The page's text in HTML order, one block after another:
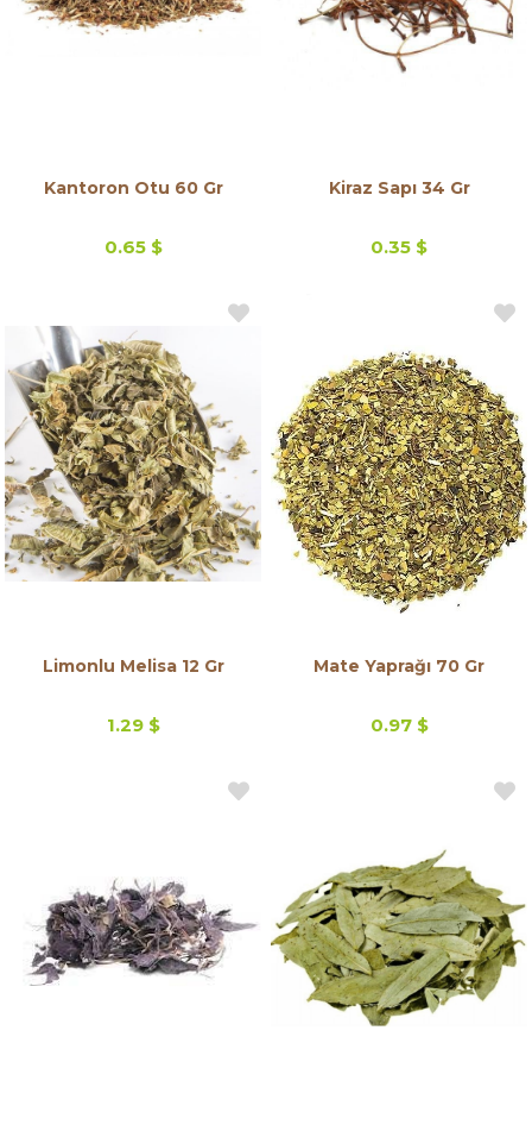
Kantoron Otu 60 Gr
0.65 $
Kiraz Sapı 34 Gr
0.35 $
Limonlu Melisa 12 Gr
1.29 $
Mate Yaprağı 70 Gr
0.97 $